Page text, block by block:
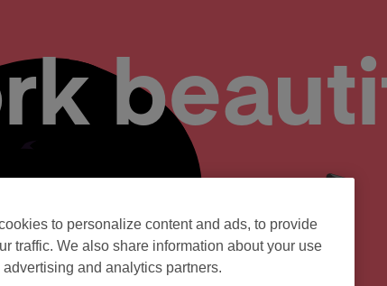
to personalize content and ads, to provide
traffic. We also share information about your use
and analytics partners.